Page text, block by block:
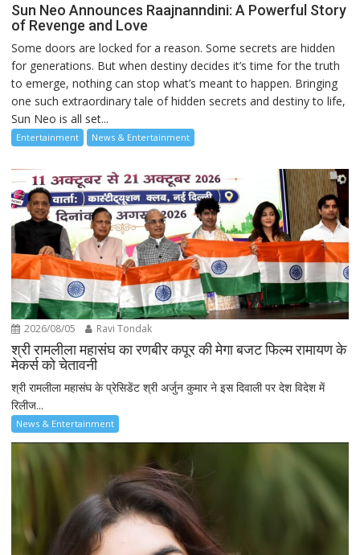
Sun Neo Announces Raajnanndini: A Powerful Story
of Revenge and Love
Some doors are locked for a reason. Some secrets are hidden
for generations. But when destiny decides it’s time for the truth
to emerge, nothing can stop what’s meant to happen. Bringing
one such extraordinary tale of hidden secrets and destiny to life,
Sun Neo is all set...
Entertainment News & Entertainment
2026/08/05 Ravi Tondak
श्री रामलीला महासंघ का रणबीर कपूर की मेगा बजट फिल्म रामायण के
मेकर्स को चेतावनी
श्री रामलीला महासंघ के प्रेसिडेंट श्री अर्जुन कुमार ने इस दिवाली पर देश विदेश में
रिलीज...
News & Entertainment